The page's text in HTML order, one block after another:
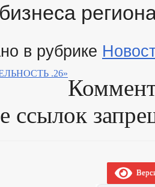
в рубрике
.26»
ссылок